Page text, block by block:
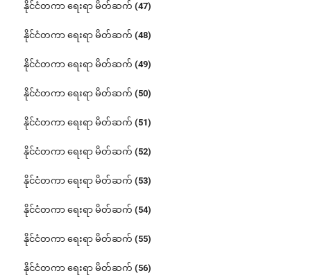
နိုင်ငံတကာ ရေးရာ မိတ်ဆက် (47)
နိုင်ငံတကာ ရေးရာ မိတ်ဆက် (48)
နိုင်ငံတကာ ရေးရာ မိတ်ဆက် (49)
နိုင်ငံတကာ ရေးရာ မိတ်ဆက် (50)
နိုင်ငံတကာ ရေးရာ မိတ်ဆက် (51)
နိုင်ငံတကာ ရေးရာ မိတ်ဆက် (52)
နိုင်ငံတကာ ရေးရာ မိတ်ဆက် (53)
နိုင်ငံတကာ ရေးရာ မိတ်ဆက် (54)
နိုင်ငံတကာ ရေးရာ မိတ်ဆက် (55)
နိုင်ငံတကာ ရေးရာ မိတ်ဆက် (56)